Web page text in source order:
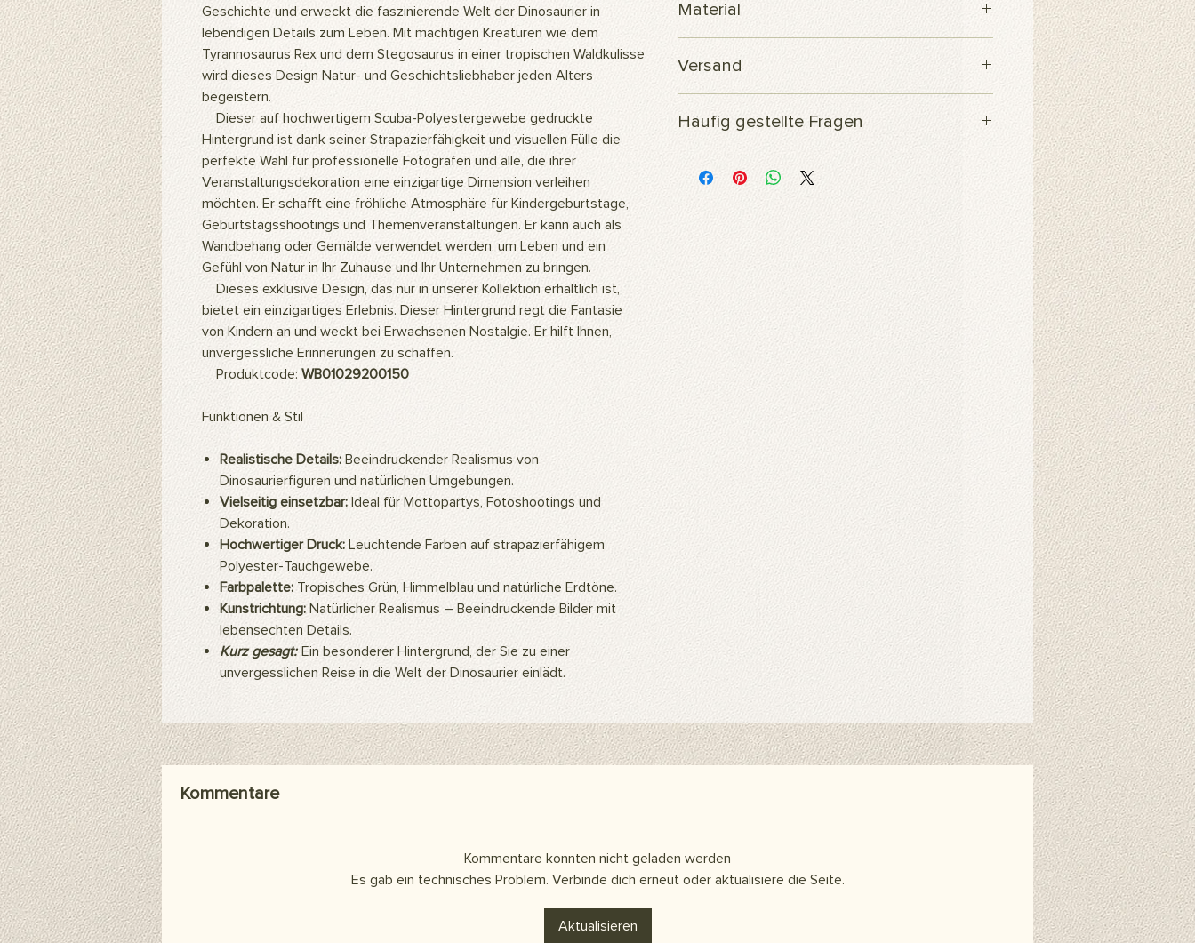
Geschichte und erweckt die faszinierende Welt der Dinosaurier in
lebendigen Details zum Leben. Mit mächtigen Kreaturen wie dem
Tyrannosaurus Rex und dem Stegosaurus in einer tropischen Waldkulisse
wird dieses Design Natur- und Geschichtsliebhaber jeden Alters
begeistern.
Dieser auf hochwertigem Scuba-Polyestergewebe gedruckte
Hintergrund ist dank seiner Strapazierfähigkeit und visuellen Fülle die
perfekte Wahl für professionelle Fotografen und alle, die ihrer
Veranstaltungsdekoration eine einzigartige Dimension verleihen
möchten. Er schafft eine fröhliche Atmosphäre für Kindergeburtstage,
Geburtstagsshootings und Themenveranstaltungen. Er kann auch als
Wandbehang oder Gemälde verwendet werden, um Leben und ein
Gefühl von Natur in Ihr Zuhause und Ihr Unternehmen zu bringen.
Dieses exklusive Design, das nur in unserer Kollektion erhältlich ist,
bietet ein einzigartiges Erlebnis. Dieser Hintergrund regt die Fantasie
von Kindern an und weckt bei Erwachsenen Nostalgie. Er hilft Ihnen,
unvergessliche Erinnerungen zu schaffen.
Produktcode: WB01029200150
Funktionen & Stil
Realistische Details: Beeindruckender Realismus von
Dinosaurierfiguren und natürlichen Umgebungen.
Vielseitig einsetzbar: Ideal für Mottopartys, Fotoshootings und
Dekoration.
Hochwertiger Druck: Leuchtende Farben auf strapazierfähigem
Polyester-Tauchgewebe.
Farbpalette: Tropisches Grün, Himmelblau und natürliche Erdtöne.
Kunstrichtung: Natürlicher Realismus – Beeindruckende Bilder mit
lebensechten Details.
Kurz gesagt:Ein besonderer Hintergrund, der Sie zu einer
unvergesslichen Reise in die Welt der Dinosaurier einlädt.
Material
Versand
Ihre Bestellung wird innerhalb von 3 Werktagen
versendet.
Häufig gestellte Fragen
Unsere Bilder werden auf strapazierfähigem,
daher ideal für langlebige Hintergrunddrucke für
Fotoshootings und Dekorationszwecke.
Unsere Produkte können in der Maschine gewaschen
oder mit einem feuchten Tuch abgewischt werden.
Wofür wird das Produkt verwendet?
Unsere Produkte sind als Hintergründe für
professionelle Studio-Fotoshootings konzipiert. Sie
können auch als Wandbehänge verwendet werden und
so ein ästhetisch ansprechendes Ambiente in Ihrem
Zuhause oder Büro schaffen. Sie können auch als
hochauflösenden Bilder auf unseren Produkten werden
mithilfe künstlicher Intelligenz erzeugt und schaffen
eine warme und natürliche Atmosphäre.
Wie montiert man das Produkt?
Für die Verwendung des Hintergrunds wird in der Regel
ein Hintergrundständer benötigt. Mit speziellen
Hintergrundclips können Sie ihn einfach am Ständer
befestigen. Sie können auch doppelseitiges
Klebeband oder Klebestreifen verwenden, wenn Sie es
als Abdeckung an die Wand hängen möchten. Diese
Artikel sind separat erhältlich und nicht im Lieferumfang
Hier finden Sie alle häufig gestellten Fragen.
Kommentare
Kommentare konnten nicht geladen werden
Es gab ein technisches Problem. Verbinde dich erneut oder aktualisiere die Seite.
Aktualisieren